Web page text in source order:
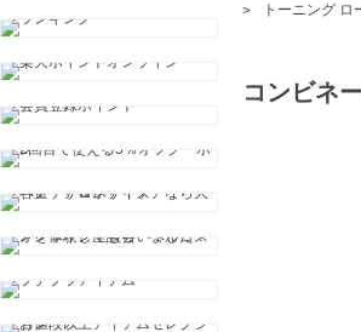
トーニング
コンビネ